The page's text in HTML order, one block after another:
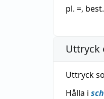
pl. =,
Uttryck
Uttryck
Hålla i